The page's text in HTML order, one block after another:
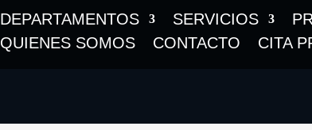
DEPARTAMENTOS SERVICIOS
QUIENES SOMOS
CONTACTO CITA